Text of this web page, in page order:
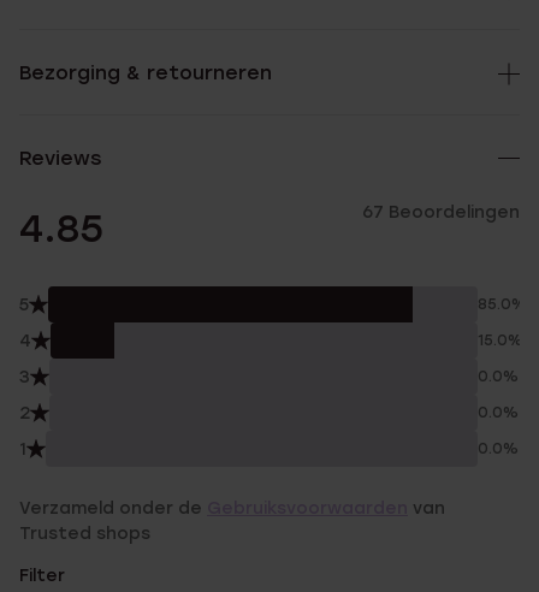
Bezorging & retourneren
Reviews
4.85 67 Beoordelingen
5 85.0%
4 15.0%
3 0.0%
2 0.0%
1 0.0%
Verzameld onder de
van
Trusted shops
Filter